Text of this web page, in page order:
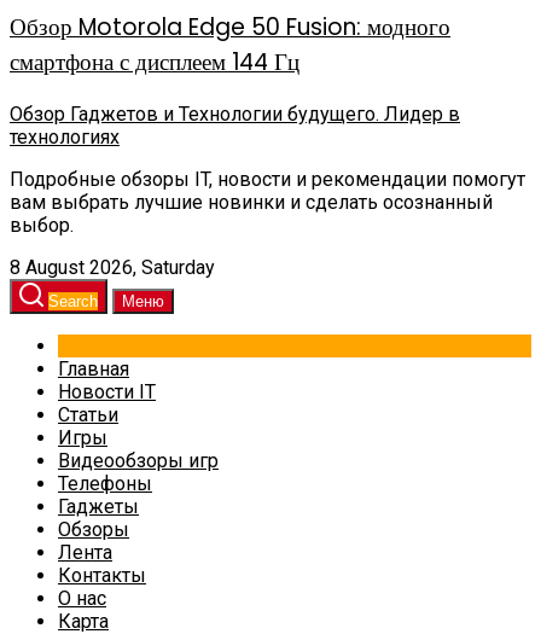
Обзор Motorola Edge 50 Fusion: модного
смартфона с дисплеем 144 Гц
Обзор Гаджетов и Технологии будущего. Лидер в
технологиях
Подробные обзоры IT, новости и рекомендации помогут
вам выбрать лучшие новинки и сделать осознанный
выбор.
8 August 2026, Saturday
Search Меню
Главная
Новости IT
Статьи
Игры
Видеообзоры игр
Телефоны
Гаджеты
Обзоры
Лента
Контакты
О нас
Карта